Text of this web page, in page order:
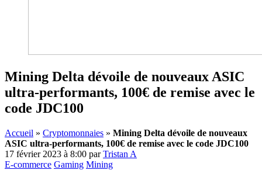
Mining Delta dévoile de nouveaux ASIC
ultra-performants, 100€ de remise avec le
code JDC100
Accueil » Cryptomonnaies » Mining Delta dévoile de nouveaux
ASIC ultra-performants, 100€ de remise avec le code JDC100
17 février 2023 à 8:00 parTristan A
E-commerce Gaming Mining